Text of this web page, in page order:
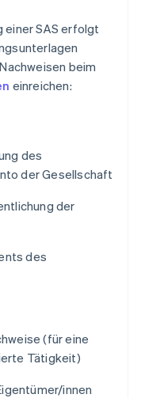
einer SAS erfolgt
beim
einreichen:
des
der Gesellschaft
der
des
(für eine
Tätigkeit)
innen